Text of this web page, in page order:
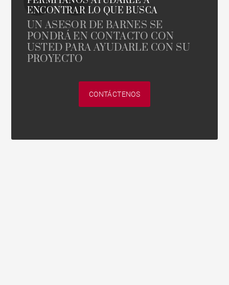
ENCONTRAR LO QUE BUSCA
UN ASESOR DE BARNES SE
PONDRÁ EN CONTACTO CON
USTED PARA AYUDARLE CON SU
PROYECTO
CONTÁCTENOS